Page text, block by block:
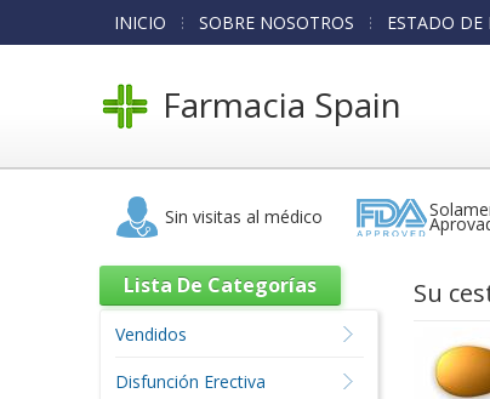
INICIO SOBRE NOSOTROS ESTADO DE
Farmacia Spain
Sin visitas al médico
Su
Lista De Categorías
Vendidos
Disfunción Erectiva